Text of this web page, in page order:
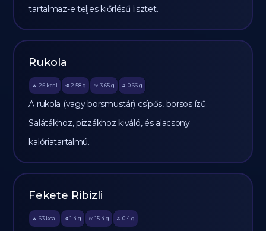
tartalmaz-e teljes kiőrlésű lisztet.
Rukola
🔥 25 kcal 🥩 2.58 g 🥔 3.65g 🫒 0.66 g
A rukola (vagy borsmustár) csípős, borsos ízű.
Salátákhoz, pizzákhoz kiváló, és alacsony
kalóriatartalmú.
Fekete Ribizli
🔥 63 kcal 🥩 1.4 g 🥔 15.4g 🫒 0.4 g